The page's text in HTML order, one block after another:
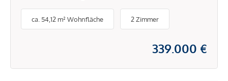
Ihrem neuen Zuhause
ca. 54,12 m² Wohnfläche 2 Zimmer
339.000 €